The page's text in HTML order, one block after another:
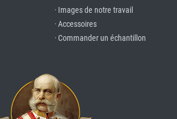
· Images de notre travail
· Accessoires
· Commander un échantillon